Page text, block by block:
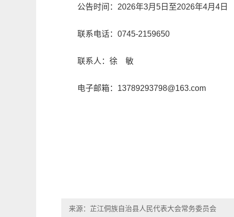
公告时间：2026年3月5日至2026年4月4日
联系电话：0745-2159650
联系人：徐 敏
电子邮箱：13789293798@163.com
来源：芷江侗族自治县人民代表大会常务委员会